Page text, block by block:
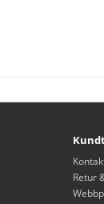
Retur